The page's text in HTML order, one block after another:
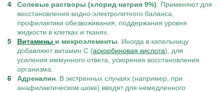
Солевые растворы (хлорид натрия 9%) . Применяют для
восстановления водно-электролитного баланса,
профилактики обезвоживания, поддержания уровня
жидкости в клетках и тканях.
Витамины и микроэлементы . Иногда в капельницу
добавляют витамин C (аскорбиновая кислота), для
усиления иммунного ответа, ускорения восстановления
организма.
Адреналин . В экстренных случаях (например, при
анафилактическом шоке) вводят для немедленного